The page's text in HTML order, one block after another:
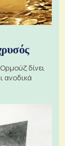
δίνει
ανοδικά